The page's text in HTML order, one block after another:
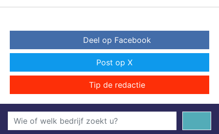
Deel op Facebook
Post op X
Tip de redactie